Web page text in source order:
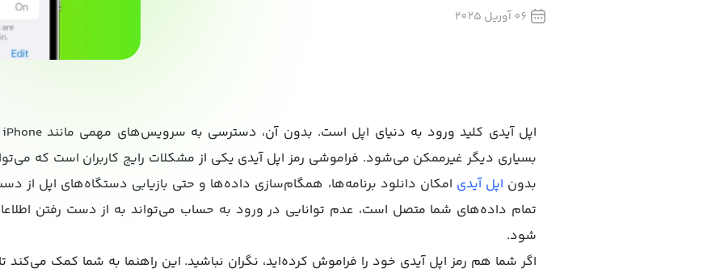
06 آوریل 2025
بسیاری دیگر غیرممکن می‌شود. فراموشی رمز اپل آیدی یکی از مشکلات رایج کاربران است که
بدون اپل آیدی امکان دانلود برنامه‌ها، همگام‌سازی داده‌ها و حتی بازیابی دستگاه‌های اپل از
تمام داده‌های شما متصل است، عدم توانایی در ورود به حساب می‌تواند به از دست رفتن
شود.
اگر شما هم رمز اپل آیدی خود را فراموش کرده‌اید، نگران نباشید. این راهنما به شما کمک می‌کند